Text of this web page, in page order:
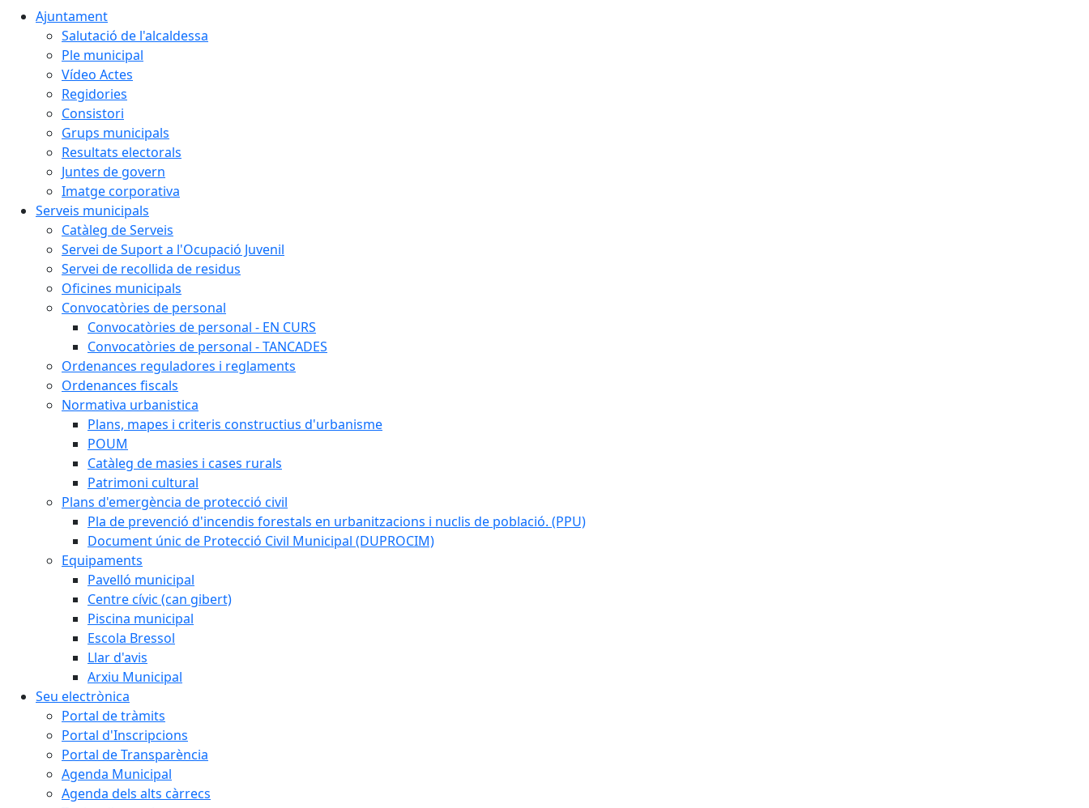
Ajuntament
Salutació de l'alcaldessa
Ple municipal
Vídeo Actes
Regidories
Consistori
Grups municipals
Resultats electorals
Juntes de govern
Imatge corporativa
Serveis municipals
Catàleg de Serveis
Servei de Suport a l'Ocupació Juvenil
Servei de recollida de residus
Oficines municipals
Convocatòries de personal
Convocatòries de personal - EN CURS
Convocatòries de personal - TANCADES
Ordenances reguladores i reglaments
Ordenances fiscals
Normativa urbanistica
Plans, mapes i criteris constructius d'urbanisme
POUM
Catàleg de masies i cases rurals
Patrimoni cultural
Plans d'emergència de protecció civil
Pla de prevenció d'incendis forestals en urbanitzacions i nuclis de població. (PPU)
Document únic de Protecció Civil Municipal (DUPROCIM)
Equipaments
Pavelló municipal
Centre cívic (can gibert)
Piscina municipal
Escola Bressol
Llar d'avis
Arxiu Municipal
Seu electrònica
Portal de tràmits
Portal d'Inscripcions
Portal de Transparència
Agenda Municipal
Agenda dels alts càrrecs